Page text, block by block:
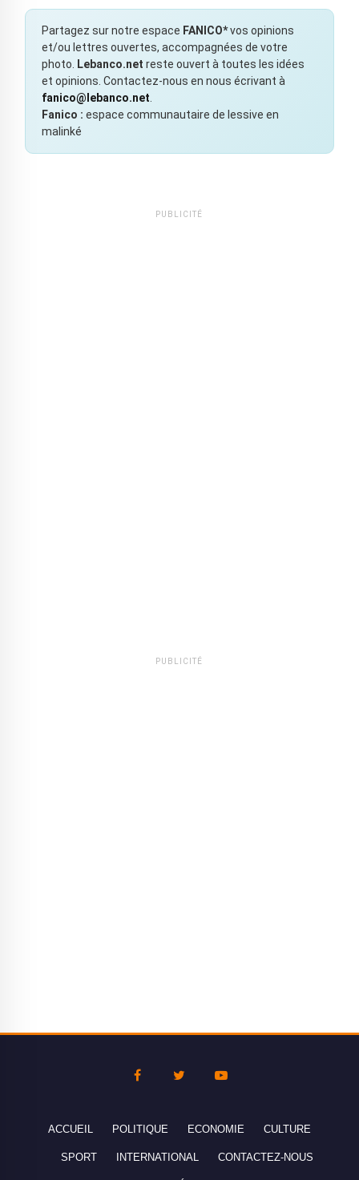
Partagez sur notre espace FANICO*vos opinions
et/ou lettres ouvertes, accompagnées de votre
photo.
Lebanco.net reste ouvert à toutes les idées
et opinions. Contactez-nous en nous écrivant à
fanico@lebanco.net
Fanico : espace communautaire de lessive en
malinké
PUBLICITÉ
PUBLICITÉ
ACCUEIL POLITIQUE ECONOMIE CULTURE
SPORT INTERNATIONAL CONTACTEZ-NOUS